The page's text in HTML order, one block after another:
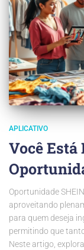
APLICATIVO
Você
Oportunidade
aproveitando
para quem deseja
permitindo que
Neste artigo,